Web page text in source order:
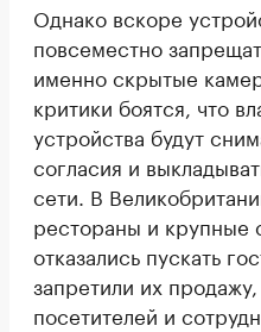
Однако вскоре
повсеместно
именно скрытые
критики боятся, что
устройства будут
согласия и
сети. В
рестораны и крупные
отказались пускать
запретили их
посетителей и